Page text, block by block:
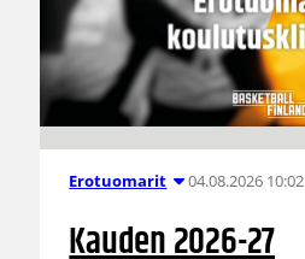
Erotuomarit 04.08.2026 10:02
Kauden 2026-27